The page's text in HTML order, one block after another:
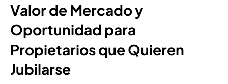
Valor de Mercado y
Oportunidad para
Propietarios que Quieren
Jubilarse